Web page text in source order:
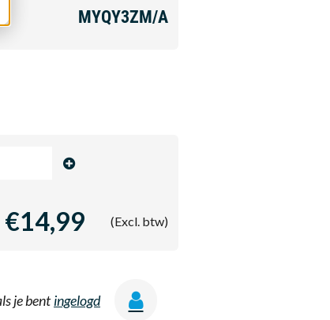
MYQY3ZM/A
€14,99 (Excl. btw)
je bent ingelogd